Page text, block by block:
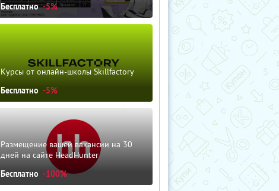
Бесплатно -5%
Курсы от онлайн-школы Skillfactory
Бесплатно -5%
Размещение вашей вакансии на 30
дней на сайте HeadHunter
Бесплатно -100%